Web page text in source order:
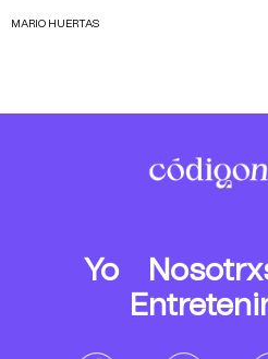
MARIO HUERTAS
Yo